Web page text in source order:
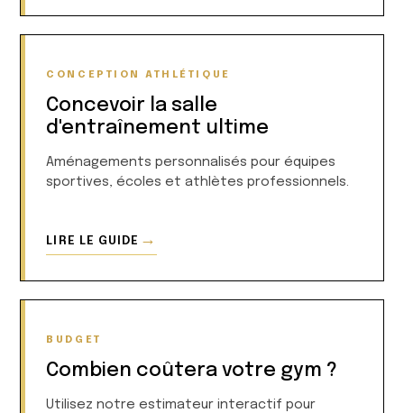
CONCEPTION ATHLÉTIQUE
Concevoir la salle
d'entraînement ultime
Aménagements personnalisés pour équipes
sportives, écoles et athlètes professionnels.
LIRE LE GUIDE →
BUDGET
Combien coûtera votre gym ?
Utilisez notre estimateur interactif pour